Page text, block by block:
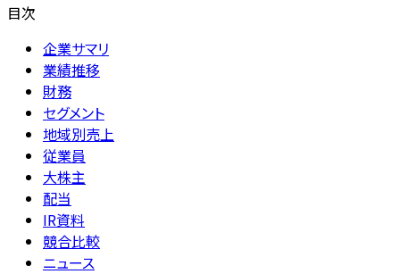
目次
企業サマリ
業績推移
財務
セグメント
地域別売上
従業員
大株主
配当
IR資料
競合比較
ニュース